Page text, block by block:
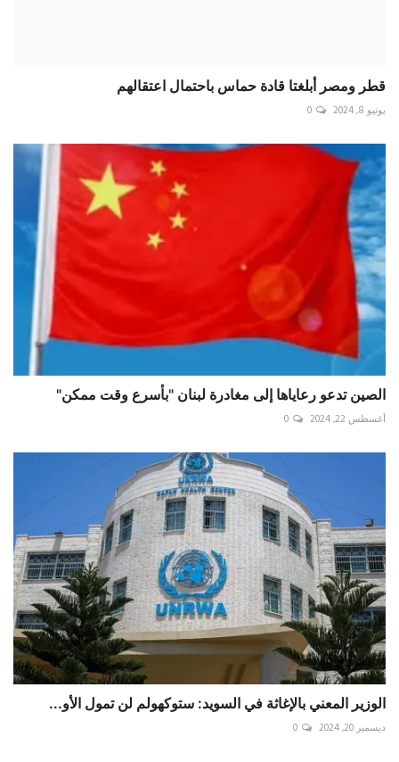
قطر ومصر أبلغتا قادة حماس باحتمال اعتقالهم
يونيو 8, 2024 0
الصين تدعو رعاياها إلى مغادرة لبنان "بأسرع وقت ممكن"
أغسطس 22, 2024 0
الوزير المعني بالإغاثة في السويد: ستوكهولم لن تمول الأو...
ديسمبر 20, 2024 0